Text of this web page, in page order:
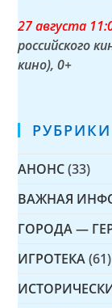
27 августа
российского
кино), 0+
РУБРИКИ
АНОНС (33)
ВАЖНАЯ
ГОРОДА —
ИГРОТЕКА (61)